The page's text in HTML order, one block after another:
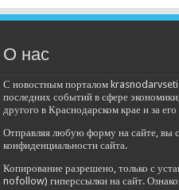
О нас
С новостным порталом
последних событий в сфере
другого в Краснодарском крае и за
Отправляя любую форму на сайте, вы
конфиденциальности сайта.
Копирование разрешено, только с
nofollow) гиперссылки на сайт.